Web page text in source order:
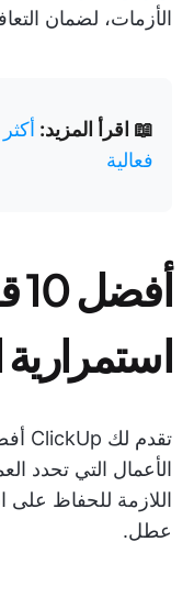
الأزمات، لضمان
📖 اقرأ المزيد:
فعالية
استمرارية
الأعمال التي تحدد
اللازمة للحفاظ
عطل.